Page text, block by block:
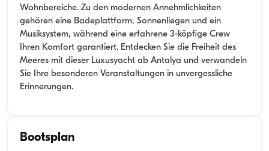
Wohnbereiche. Zu den modernen Annehmlichkeiten
gehören eine Badeplattform, Sonnenliegen und ein
Musiksystem, während eine erfahrene 3-köpfige Crew
Ihren Komfort garantiert. Entdecken Sie die Freiheit des
Meeres mit dieser Luxusyacht ab Antalya und verwandeln
Sie Ihre besonderen Veranstaltungen in unvergessliche
Erinnerungen.
Bootsplan